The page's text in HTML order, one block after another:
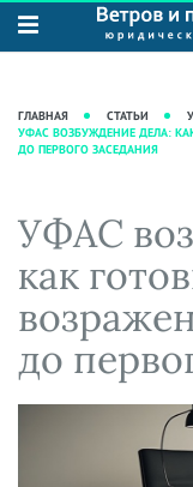
О нас
Рекомендации
Преимущества
фирмы
Кейсы
Вакансии
Юридические
Налоговая
Сопровождение
Ведение
Защита активов
Ведение дел о
База знаний
практики"
Аудиоподкасты
Видеоподкасты
Справочная
Вопросы-ответы
Вебинары и
Прямые эфиры
ГЛАВНАЯ СТАТЬИ
УФАС ВОЗБУЖДЕНИЕ ДЕЛА:
ДО ПЕРВОГО ЗАСЕДАНИЯ
УФАС
как
до